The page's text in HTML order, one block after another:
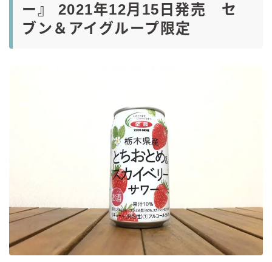
ー』
2021年12月 15 日発売 セ
ブン＆アイグループ限定